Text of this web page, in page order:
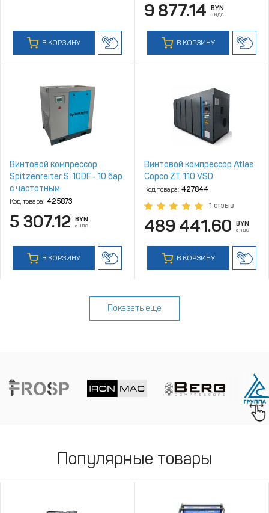
В КОРЗИНУ
9 877.14 BYN
с НДС
В КОРЗИНУ
Винтовой компрессор
Spitzenreiter S‑10DF ‑ 10 бар
с частотным
преобразователем
Код товара: 425873
5 307.12 BYN
с НДС
В КОРЗИНУ
Винтовой компрессор Atlas
Copco ZT 110 VSD
Код товара: 427844
1 отзыв
489 441.60 BYN
с НДС
В КОРЗИНУ
Показать еще
Популярные товары